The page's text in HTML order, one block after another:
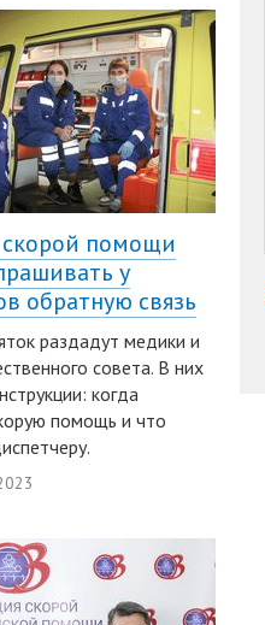
помощи
у
обратную связь
раздадут медики и
совета. В них
когда
помощь и что